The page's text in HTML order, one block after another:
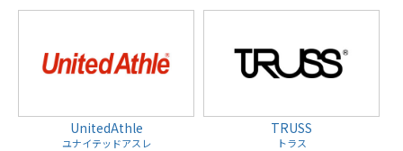
UnitedAthle
ユナイテッドアスレ
TRUSS
トラス